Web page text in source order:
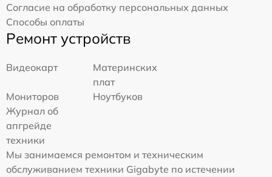
Согласие на обработку персональных данных
Способы оплаты
Ремонт устройств
Видеокарт
Материнских
плат
Мониторов
Ноутбуков
Журнал об
апгрейде
техники
Мы занимаемся ремонтом и техническим
обслуживанием техники Gigabyte по истечении